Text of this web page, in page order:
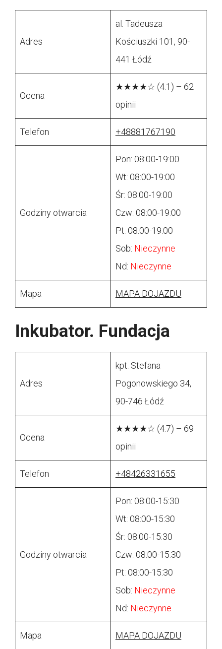
Adres
al. Tadeusza
Kościuszki 101, 90-
441 Łódź
Ocena
★★★★☆ (4.1) – 62
opinii
Telefon +48881767190
Godziny otwarcia
Pon: 08:00-19:00
Wt: 08:00-19:00
Śr: 08:00-19:00
Czw: 08:00-19:00
Pt: 08:00-19:00
Sob: Nieczynne
Nd: Nieczynne
Mapa MAPA DOJAZDU
Inkubator. Fundacja
Adres
kpt. Stefana
Pogonowskiego 34,
90-746 Łódź
Ocena
★★★★☆ (4.7) – 69
opinii
Telefon +48426331655
Godziny otwarcia
Pon: 08:00-15:30
Wt: 08:00-15:30
Śr: 08:00-15:30
Czw: 08:00-15:30
Pt: 08:00-15:30
Sob: Nieczynne
Nd: Nieczynne
Mapa MAPA DOJAZDU